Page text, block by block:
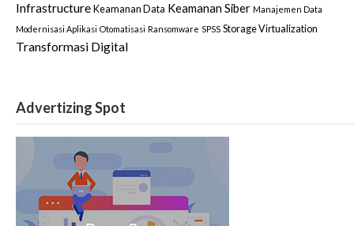
Infrastructure Keamanan Data Keamanan Siber Manajemen Data
Modernisasi Aplikasi Otomatisasi Ransomware SPSS Storage Virtualization
Transformasi Digital
Advertizing Spot